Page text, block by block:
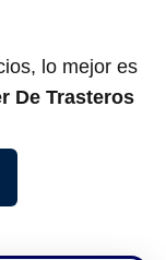
lo mejor es
De Trasteros